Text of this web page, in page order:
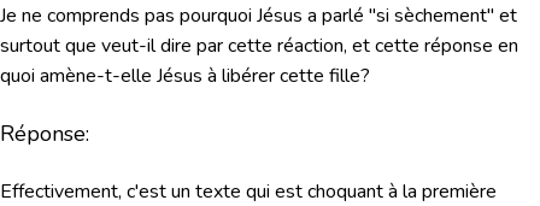
Je ne comprends pas pourquoi Jésus a parlé "si sèchement" et
surtout que veut-il dire par cette réaction, et cette réponse en
quoi amène-t-elle Jésus à libérer cette fille?
Réponse:
Effectivement, c'est un texte qui est choquant à la première